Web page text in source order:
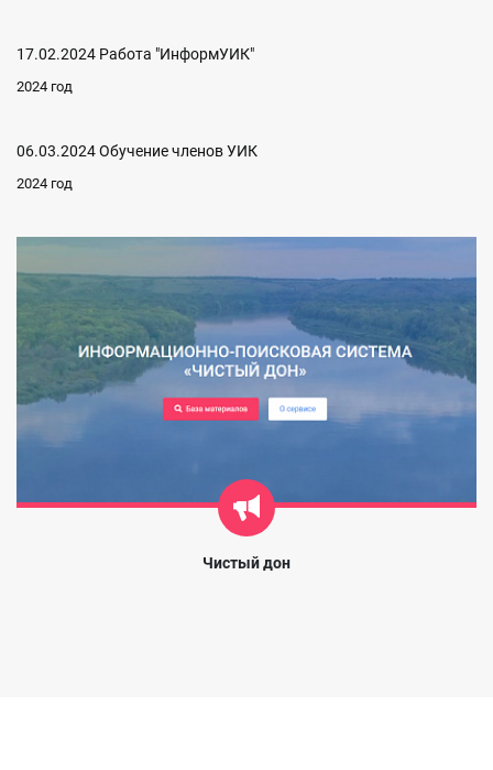
17.02.2024 Работа "ИнформУИК"
2024 год
06.03.2024 Обучение членов УИК
2024 год
Чистый дон